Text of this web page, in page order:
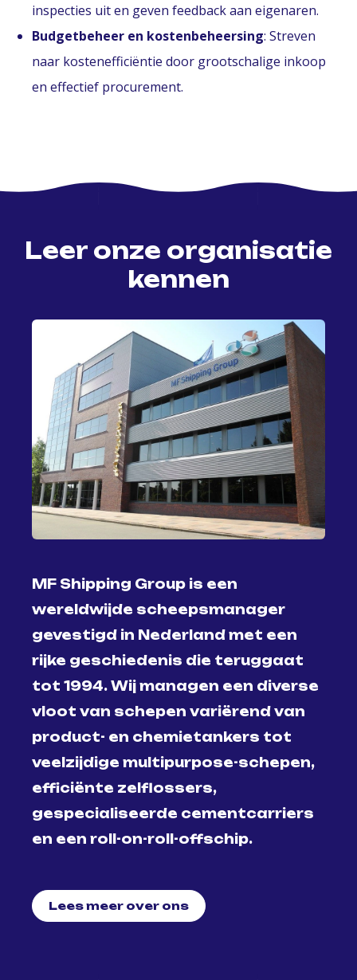
inspecties uit en geven feedback aan eigenaren.
Budgetbeheer en kostenbeheersing: Streven
naar kostenefficiëntie door grootschalige inkoop
en effectief procurement.
Leer onze organisatie
kennen
MF Shipping Group is een
wereldwijde scheepsmanager
gevestigd in Nederland met een
rijke geschiedenis die teruggaat
tot 1994. Wij managen een diverse
vloot van schepen variërend van
product- en chemietankers tot
veelzijdige multipurpose-schepen,
efficiënte zelflossers,
gespecialiseerde cementcarriers
en een roll-on-roll-offschip.
Lees meer over ons